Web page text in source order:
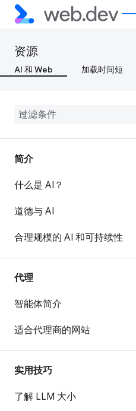
资源
AI 和 Web 加载时间短
简介
什么是 AI？
道德与 AI
合理规模的 AI 和可持续性
代理
智能体简介
适合代理商的网站
实用技巧
了解 LLM 大小